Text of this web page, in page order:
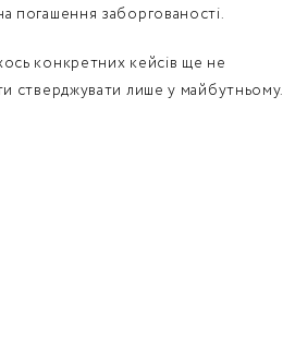
погашення заборгованості.
конкретних кейсів ще не
стверджувати лише у майбутньому.